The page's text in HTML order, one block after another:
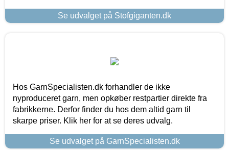
Se udvalget på Stofgiganten.dk
Hos GarnSpecialisten.dk forhandler de ikke
nyproduceret garn, men opkøber restpartier direkte fra
fabrikkerne. Derfor finder du hos dem altid garn til
skarpe priser. Klik her for at se deres udvalg.
Se udvalget på GarnSpecialisten.dk